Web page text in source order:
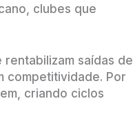
clubes que
saídas de
competitividade. Por
criando ciclos